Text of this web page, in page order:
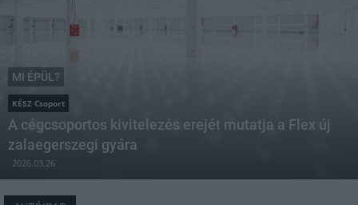
MI ÉPÜL?
KÉSZ Csoport
A cégcsoportos kivitelezés erejét mutatja a Flex új
zalaegerszegi gyára
2026.03.26